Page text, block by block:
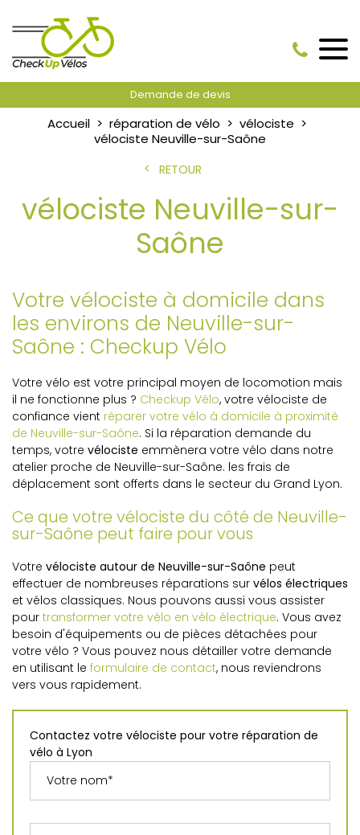
Demande de devis
Accueil réparation de vélo
vélociste
vélociste Neuville-sur-Saône
RETOUR
vélociste Neuville-sur-
Saône
Votre vélociste à domicile dans
les environs de Neuville-sur-
Saône : Checkup Vélo
Votre vélo est votre principal moyen de locomotion mais
il ne fonctionne plus ? Checkup Vélo, votre vélociste de
confiance vient réparer votre vélo à domicile à proximité
de Neuville-sur-Saône. Si la réparation demande du
temps, votre vélociste emmènera votre vélo dans notre
atelier proche de Neuville-sur-Saône. les frais de
déplacement sont offerts dans le secteur du Grand Lyon.
Ce que votre vélociste du côté de Neuville-
sur-Saône peut faire pour vous
Votre vélociste autour de Neuville-sur-Saône peut
effectuer de nombreuses réparations sur vélos électriques
et vélos classiques. Nous pouvons aussi vous assister
pour transformer votre vélo en vélo électrique. Vous avez
besoin d'équipements ou de pièces détachées pour
votre vélo ? Vous pouvez nous détailler votre demande
en utilisant le formulaire de contact, nous reviendrons
vers vous rapidement.
Contactez votre vélociste pour votre réparation de
vélo à Lyon